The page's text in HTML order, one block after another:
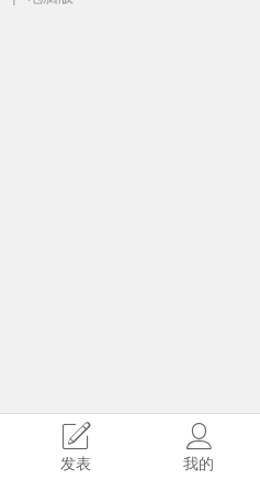
发表 我的